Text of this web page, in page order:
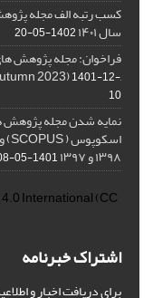
کسب رتبه الف مجله
سال ۱۴۰۱ 1402-05-20
فراخوان: مجله پژوهش
,Comparative Philosophy of Religion (Autumn 2023)
1401-12-
10
نمایه شدن مجله پژوهش
۱۳۹۸ و ۱۳۹۷ 1401-05-08
International(CC
اشتراک خبرنامه
برای دریافت اخبار و